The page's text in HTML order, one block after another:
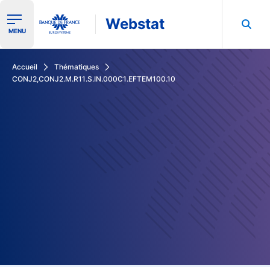
Ouvrir le menu de navigation
MENU Webstat
Accueil
Thématiques
CONJ2,CONJ2.M.R11.S.IN.000C1.EFTEM100.10